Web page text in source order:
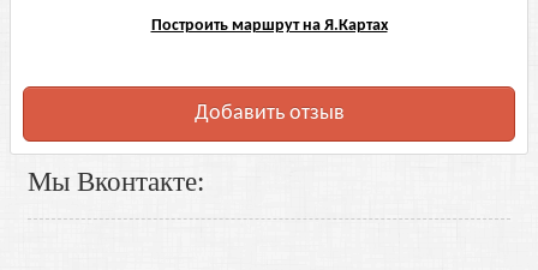
Построить маршрут на Я.Картах
Добавить отзыв
Мы Вконтакте: